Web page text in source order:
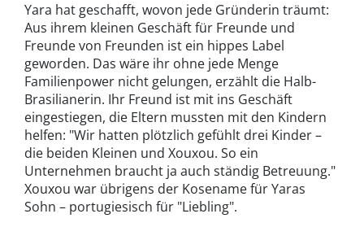
Yara hat geschafft, wovon jede Gründerin träumt:
Aus ihrem kleinen Geschäft für Freunde und
Freunde von Freunden ist ein hippes Label
geworden. Das wäre ihr ohne jede Menge
Familienpower nicht gelungen, erzählt die Halb-
Brasilianerin. Ihr Freund ist mit ins Geschäft
eingestiegen, die Eltern mussten mit den Kindern
helfen: "Wir hatten plötzlich gefühlt drei Kinder –
die beiden Kleinen und Xouxou. So ein
Unternehmen braucht ja auch ständig Betreuung."
Xouxou war übrigens der Kosename für Yaras
Sohn – portugiesisch für "Liebling".